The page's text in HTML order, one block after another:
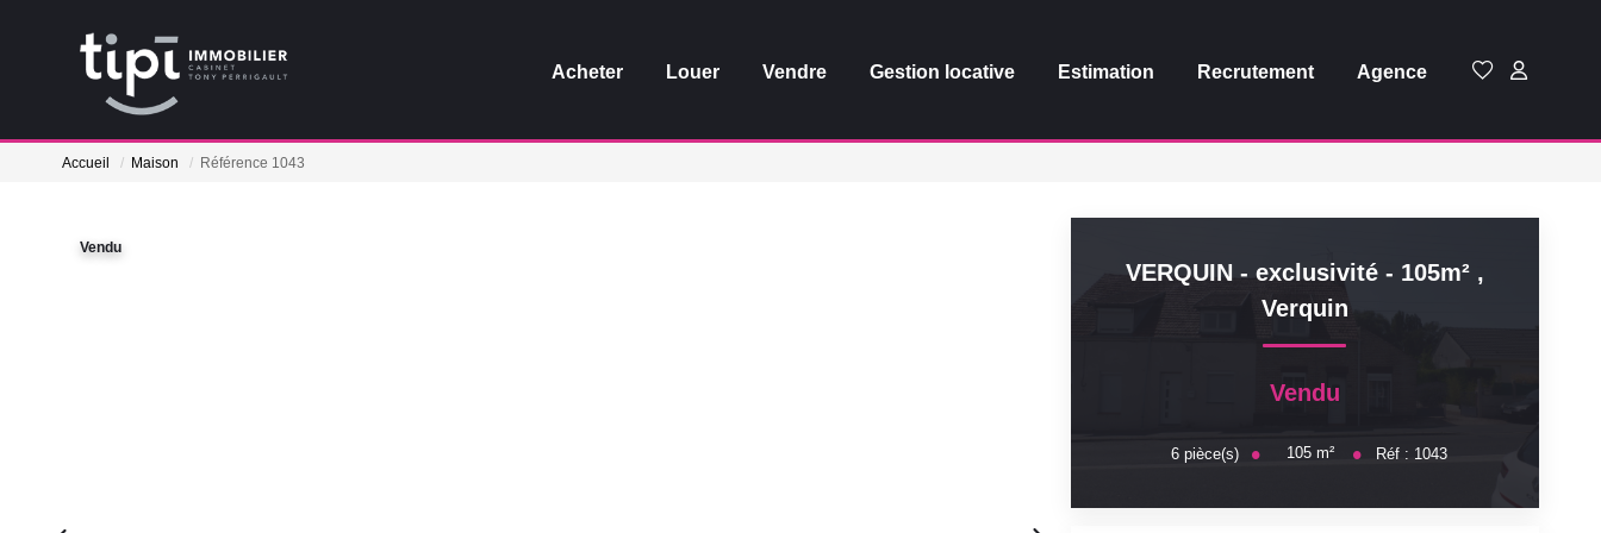
Acheter Louer Vendre Gestion locative Estimation Recrutement Agence
Accueil Maison Référence 1043
Vendu
VERQUIN - exclusivité - 105m² ,
Verquin
Vendu
6pièce(s) 105m² Réf : 1043